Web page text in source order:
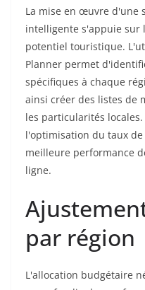
La mise en œuvre d'une
intelligente s'appuie sur
potentiel touristique.
Planner permet
spécifiques à chaque
ainsi créer des listes de
les particularités
l'optimisation du taux
meilleure performance
ligne.
par région
L'allocation budgétaire